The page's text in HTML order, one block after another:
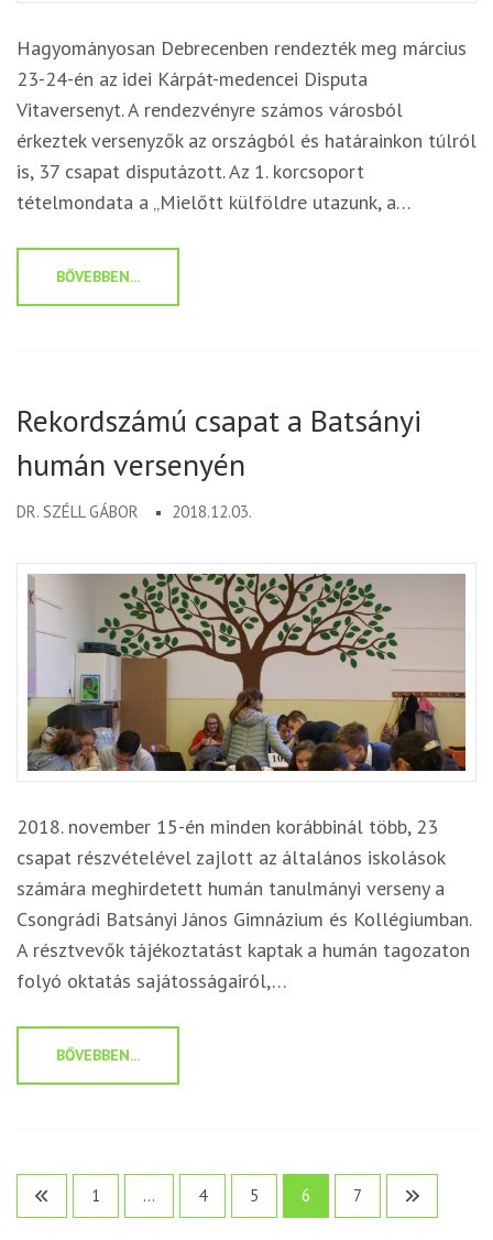
Hagyományosan Debrecenben rendezték meg március
23-24-én az idei Kárpát-medencei Disputa
Vitaversenyt. A rendezvényre számos városból
érkeztek versenyzők az országból és határainkon túlról
is, 37 csapat disputázott. Az 1. korcsoport
tételmondata a „Mielőtt külföldre utazunk, a…
BŐVEBBEN...
Rekordszámú csapat a Batsányi
humán versenyén
DR. SZÉLL GÁBOR 2018.12.03.
2018. november 15-én minden korábbinál több, 23
csapat részvételével zajlott az általános iskolások
számára meghirdetett humán tanulmányi verseny a
Csongrádi Batsányi János Gimnázium és Kollégiumban.
A résztvevők tájékoztatást kaptak a humán tagozaton
folyó oktatás sajátosságairól,…
BŐVEBBEN...
Bejegyzések
lapozása
1 … 4 5 6 7